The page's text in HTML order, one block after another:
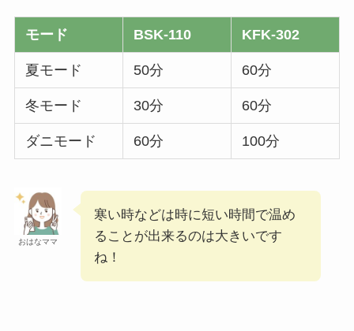
モード BSK-110 KFK-302
夏モード 50分 60分
冬モード 30分 60分
ダニモード 60分 100分
おはなママ
寒い時などは時に短い時間で温め
ることが出来るのは大きいです
ね！